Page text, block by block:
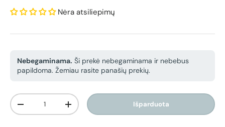
Nėra atsiliepimų
Nebegaminama. Ši prekė nebegaminama ir nebebus
papildoma. Žemiau rasite panašių prekių.
Kiekis
Sumažinti kiekįPadidinti kiekį Išparduota